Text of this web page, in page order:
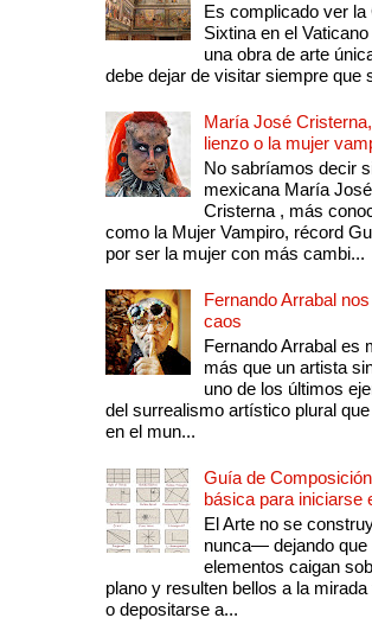
Es complicado ver la
Sixtina en el
una obra de arte
debe dejar de visitar siempre que
María José
lienzo o la mujer
No sabríamos decir
mexicana María José
Cristerna , más
como la Mujer Vampiro, récord
por ser la mujer con más cambi...
Fernando Arrabal
caos
Fernando Arrabal es
más que un artista
uno de los últimos
del surrealismo artístico plural
en el mun...
Guía de
básica para iniciarse
El Arte no se
nunca— dejando que
elementos caigan
plano y resulten bellos a la
o depositarse a...